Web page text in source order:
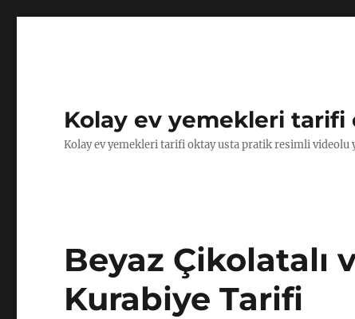
Kolay ev yemekleri
Kolay ev yemekleri tarifi oktay usta pratik resimli
Beyaz Çikolatalı
Kurabiye Tarifi